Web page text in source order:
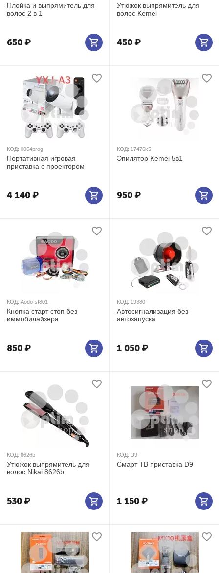
Плойка и выпрямитель для
волос 2 в 1
650₽
Утюжок выпрямитель для
волос Kemei
450₽
КОД: 0064prog
Портативная игровая
приставка с проектором
4 140₽
КОД: 17476k5
Эпилятор Kemei 5в1
950₽
КОД: Aodo-st801
Кнопка старт стоп без
иммобилайзера
850₽
КОД: 19380
Автосигнализация без
автозапуска
1 050₽
КОД: 8626b
Утюжок выпрямитель для
волос Nikai 8626b
530₽
КОД: D9
Смарт ТВ приставка D9
1 150₽